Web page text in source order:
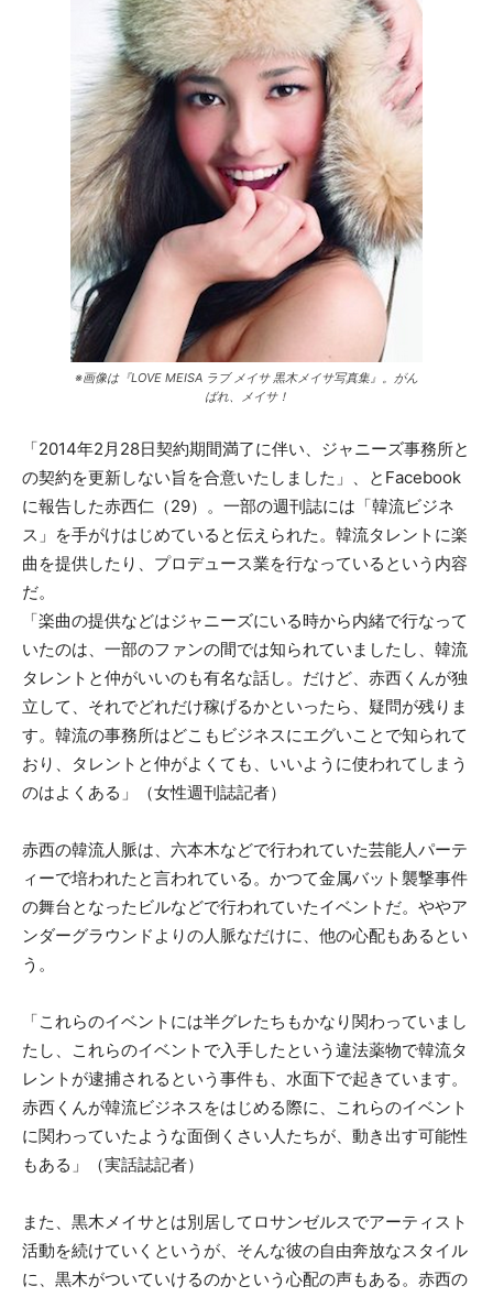
※画像は『LOVE MEISA ラブ メイサ 黒木メイサ写真集』。がん
ばれ、メイサ！
「2014年2月28日契約期間満了に伴い、ジャニーズ事務所と
の契約を更新しない旨を合意いたしました」、とFacebook
に報告した赤西仁（29）。一部の週刊誌には「韓流ビジネ
ス」を手がけはじめていると伝えられた。韓流タレントに楽
曲を提供したり、プロデュース業を行なっているという内容
だ。
「楽曲の提供などはジャニーズにいる時から内緒で行なって
いたのは、一部のファンの間では知られていましたし、韓流
タレントと仲がいいのも有名な話し。だけど、赤西くんが独
立して、それでどれだけ稼げるかといったら、疑問が残りま
す。韓流の事務所はどこもビジネスにエグいことで知られて
おり、タレントと仲がよくても、いいように使われてしまう
のはよくある」（女性週刊誌記者）
赤西の韓流人脈は、六本木などで行われていた芸能人パーテ
ィーで培われたと言われている。かつて金属バット襲撃事件
の舞台となったビルなどで行われていたイベントだ。ややア
ンダーグラウンドよりの人脈なだけに、他の心配もあるとい
う。
「これらのイベントには半グレたちもかなり関わっていまし
たし、これらのイベントで入手したという違法薬物で韓流タ
レントが逮捕されるという事件も、水面下で起きています。
赤西くんが韓流ビジネスをはじめる際に、これらのイベント
に関わっていたような面倒くさい人たちが、動き出す可能性
もある」（実話誌記者）
また、黒木メイサとは別居してロサンゼルスでアーティスト
活動を続けていくというが、そんな彼の自由奔放なスタイル
に、黒木がついていけるのかという心配の声もある。赤西の